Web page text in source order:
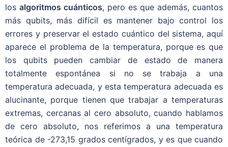
los algoritmos cuánticos, pero es que además, cuantos
más qubits, más difícil es mantener bajo control los
errores y preservar el estado cuántico del sistema, aquí
aparece el problema de la temperatura, porque es que
los qubits pueden cambiar de estado de manera
totalmente espontánea si no se trabaja a una
temperatura adecuada, y esta temperatura adecuada es
alucinante, porque tienen que trabajar a temperaturas
extremas, cercanas al cero absoluto, cuando hablamos
de cero absoluto, nos referimos a una temperatura
teórica de -273,15 grados centígrados, y es que cuando